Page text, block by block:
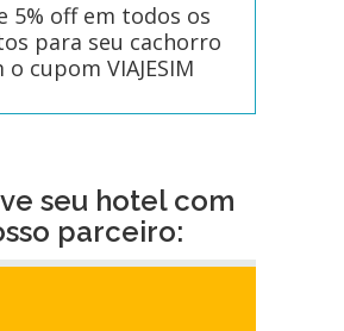
5% off em todos os
para seu cachorro
o cupom VIAJESIM
seu hotel com
parceiro: